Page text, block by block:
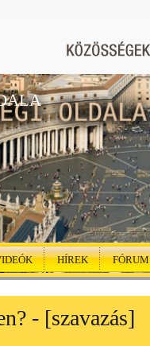
HÍREK FÓRUM
- [szavazás]